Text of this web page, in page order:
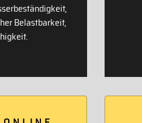
Belastbarkeit,